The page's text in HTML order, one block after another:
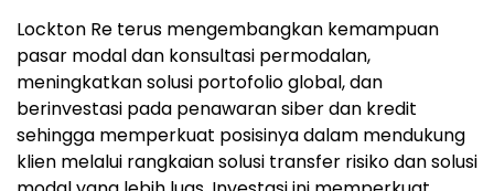
Lockton Re terus mengembangkan kemampuan
pasar modal dan konsultasi permodalan,
meningkatkan solusi portofolio global, dan
berinvestasi pada penawaran siber dan kredit
sehingga memperkuat posisinya dalam mendukung
klien melalui rangkaian solusi transfer risiko dan solusi